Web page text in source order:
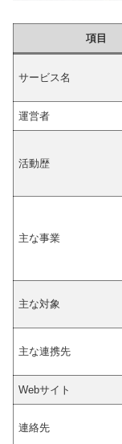
項目
サービス名
運営者
活動歴
主な事業
主な対象
主な連携先
Webサイト
連絡先